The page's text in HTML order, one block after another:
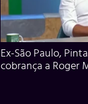
Ex-São Paulo,
cobrança a Roger